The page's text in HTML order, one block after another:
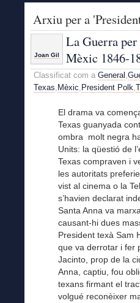
Arxiu per a
Joan Gil
La Guerra
Mèxic 1846-
Classificat com a General ,
Texas, Mèxic, President Polk,
El drama va
Texas guanyada
ombra molt negra
Units: la qüestió de
Texas compraven i
les autoritats
vist al cinema o la
s’havien declarat
Santa Anna va
causant-hi dues
President texà Sam
que va derrotar i fer
Jacinto, prop de la
Anna, captiu, fou
texans firmant el
volgué reconèixer